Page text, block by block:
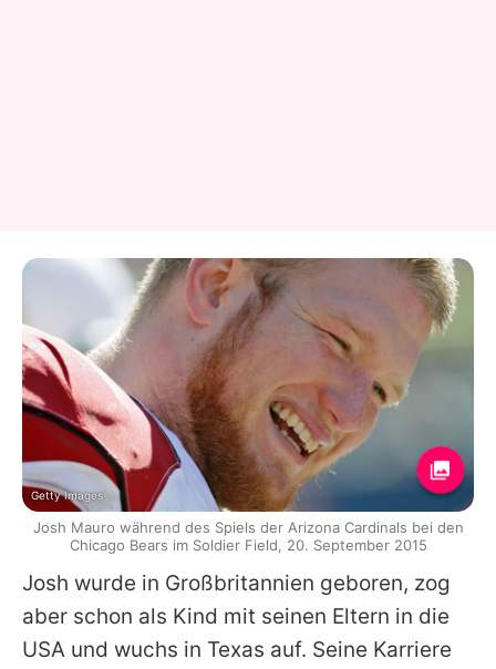
Josh wurde in Großbritannien geboren, zog
aber schon als Kind mit seinen Eltern in die
USA und wuchs in Texas auf. Seine Karriere
Getty Images
Josh Mauro während des Spiels der Arizona Cardinals bei den
Chicago Bears im Soldier Field, 20. September 2015